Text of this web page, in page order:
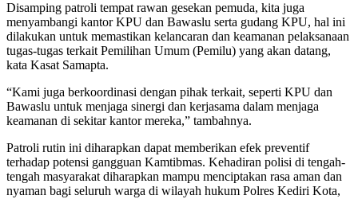
Disamping patroli tempat rawan gesekan pemuda, kita juga
menyambangi kantor KPU dan Bawaslu serta gudang KPU, hal ini
dilakukan untuk memastikan kelancaran dan keamanan pelaksanaan
tugas-tugas terkait Pemilihan Umum (Pemilu) yang akan datang,
kata Kasat Samapta.
“Kami juga berkoordinasi dengan pihak terkait, seperti KPU dan
Bawaslu untuk menjaga sinergi dan kerjasama dalam menjaga
keamanan di sekitar kantor mereka,” tambahnya.
Patroli rutin ini diharapkan dapat memberikan efek preventif
terhadap potensi gangguan Kamtibmas. Kehadiran polisi di tengah-
tengah masyarakat diharapkan mampu menciptakan rasa aman dan
nyaman bagi seluruh warga di wilayah hukum Polres Kediri Kota,